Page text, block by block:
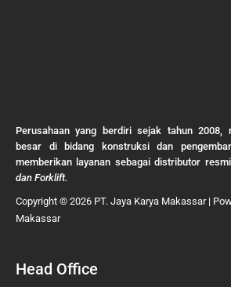
Perusahaan yang berdiri sejak tahun 2008,
besar di bidang konstruksi dan
memberikan layanan sebagai distributor
dan Forklift.
Copyright © 2026 PT. Jaya Karya Makassar |
Makassar
Head Office